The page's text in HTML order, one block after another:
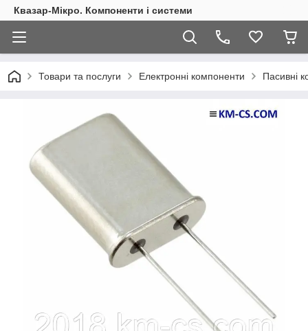
Квазар-Мікро. Компоненти і системи
Товари та послуги Електронні компоненти Пасивні